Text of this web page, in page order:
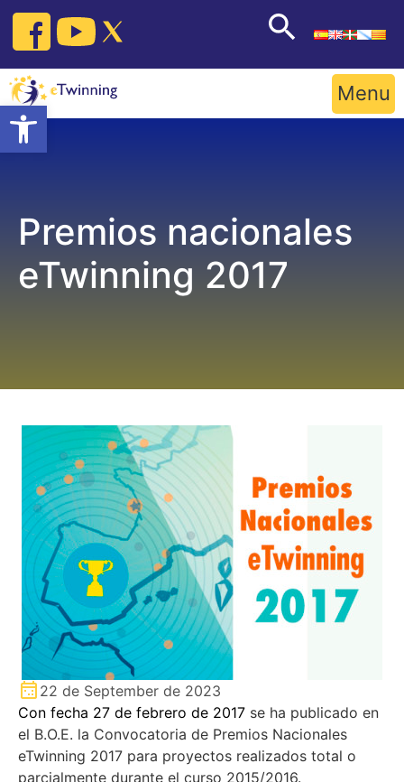
Open toolbar
Skip
content
Menu
Premios nacionales
eTwinning 2017
22 de September de 2023
Con fecha 27 de febrero de 2017 se ha publicado en
el B.O.E. la Convocatoria de Premios Nacionales
eTwinning 2017 para proyectos realizados total o
parcialmente durante el curso 2015/2016.